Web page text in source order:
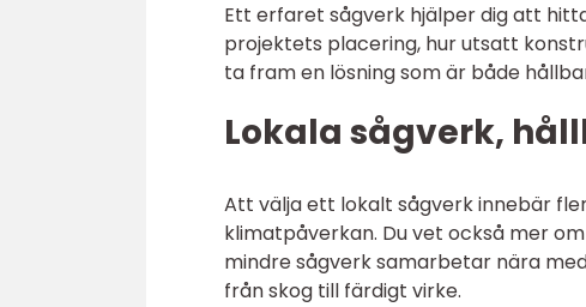
Ett erfaret sågverk hjälper dig att
projektets placering, hur utsatt
ta fram en lösning som är både
Lokala sågverk,
Att välja ett lokalt sågverk innebär
klimatpåverkan. Du vet också mer
mindre sågverk samarbetar nära
från skog till färdigt virke.